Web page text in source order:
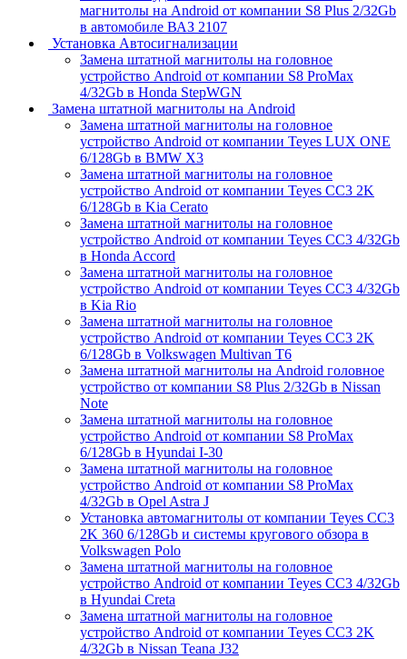
магнитолы на Android от компании S8 Plus 2/32Gb
в автомобиле ВАЗ 2107
Установка Автосигнализации
Замена штатной магнитолы на головное
устройство Android от компании S8 ProMax
4/32Gb в Honda StepWGN
Замена штатной магнитолы на Android
Замена штатной магнитолы на головное
устройство Android от компании Teyes LUX ONE
6/128Gb в BMW X3
Замена штатной магнитолы на головное
устройство Android от компании Teyes CC3 2K
6/128Gb в Kia Cerato
Замена штатной магнитолы на головное
устройство Android от компании Teyes CC3 4/32Gb
в Honda Accord
Замена штатной магнитолы на головное
устройство Android от компании Teyes CC3 4/32Gb
в Kia Rio
Замена штатной магнитолы на головное
устройство Android от компании Teyes CC3 2K
6/128Gb в Volkswagen Multivan T6
Замена штатной магнитолы на Android головное
устройство от компании S8 Plus 2/32Gb в Nissan
Note
Замена штатной магнитолы на головное
устройство Android от компании S8 ProMax
6/128Gb в Hyundai I-30
Замена штатной магнитолы на головное
устройство Android от компании S8 ProMax
4/32Gb в Opel Astra J
Установка автомагнитолы от компании Teyes CC3
2K 360 6/128Gb и системы кругового обзора в
Volkswagen Polo
Замена штатной магнитолы на головное
устройство Android от компании Teyes CC3 4/32Gb
в Hyundai Creta
Замена штатной магнитолы на головное
устройство Android от компании Teyes CC3 2K
4/32Gb в Nissan Teana J32